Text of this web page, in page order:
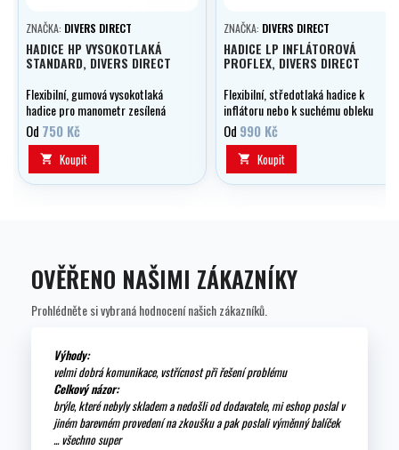
ZNAČKA: DIVERS DIRECT
HADICE HP VYSOKOTLAKÁ
STANDARD, DIVERS DIRECT
Flexibilní, gumová vysokotlaká
hadice pro manometr zesílená
kevlarem, volitelně v délce 0,15 -
1,20 m.
Od 750 Kč
 Koupit
ZNAČKA: DIVERS DIRECT
HADICE LP INFLÁTOROVÁ
PROFLEX, DIVERS DIRECT
Flexibilní, středotlaká hadice k
inflátoru nebo k suchému obleku
s dvojitým vnějším opletem,
volitelně v délce 0,20 - 1,00 m.
Od 990 Kč
 Koupit
OVĚŘENO NAŠIMI ZÁKAZNÍKY
Prohlédněte si vybraná hodnocení našich zákazníků.
Výhody:
velmi dobrá komunikace, vstřícnost při řešení problému
Celkový názor:
brýle, které nebyly skladem a nedošli od dodavatele, mi eshop poslal v
jiném barevném provedení na zkoušku a pak poslali výměnný balíček
... všechno super